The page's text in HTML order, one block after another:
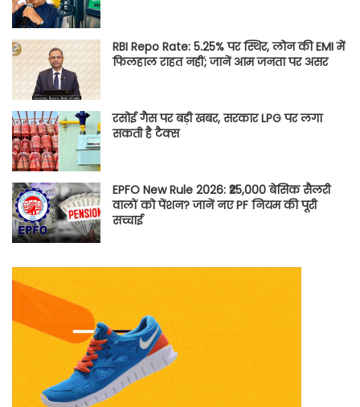
RBI Repo Rate: 5.25% पर स्थिर, लोन की EMI में
फिलहाल राहत नहीं; जानें आम जनता पर असर
रसोई गैस पर बड़ी खबर, सरकार LPG पर लगा
सकती है टैक्स
EPFO New Rule 2026: ₹25,000 बेसिक सैलरी
वालों को पेंशन? जानें नए PF नियम की पूरी
सच्चाई